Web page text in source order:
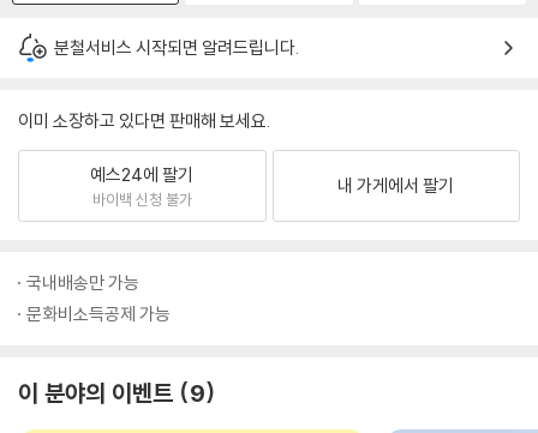
분철서비스 시작되면 알려드립니다.
이미 소장하고 있다면 판매해 보세요.
예스24에 팔기
바이백 신청 불가
내 가게에서 팔기
국내배송만 가능
문화비소득공제 가능
이 분야의 이벤트 9